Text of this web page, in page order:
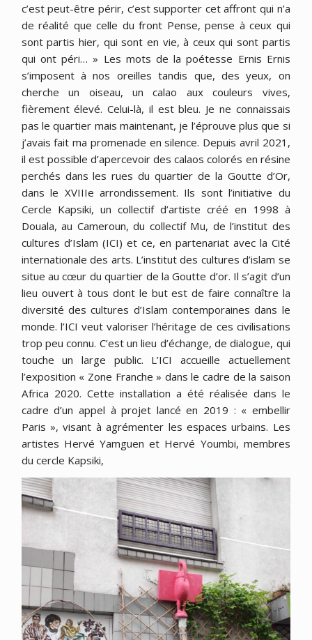
c’est peut-être périr, c’est supporter cet affront qui n’a
de réalité que celle du front Pense, pense à ceux qui
sont partis hier, qui sont en vie, à ceux qui sont partis
qui ont péri… » Les mots de la poétesse Ernis Ernis
s’imposent à nos oreilles tandis que, des yeux, on
cherche un oiseau, un calao aux couleurs vives,
fièrement élevé. Celui-là, il est bleu. Je ne connaissais
pas le quartier mais maintenant, je l’éprouve plus que si
j’avais fait ma promenade en silence. Depuis avril 2021,
il est possible d’apercevoir des calaos colorés en résine
perchés dans les rues du quartier de la Goutte d’Or,
dans le XVIIIe arrondissement. Ils sont l’initiative du
Cercle Kapsiki, un collectif d’artiste créé en 1998 à
Douala, au Cameroun, du collectif Mu, de l’institut des
cultures d’Islam (ICI) et ce, en partenariat avec la Cité
internationale des arts. L’institut des cultures d’islam se
situe au cœur du quartier de la Goutte d’or. Il s’agit d’un
lieu ouvert à tous dont le but est de faire connaître la
diversité des cultures d’Islam contemporaines dans le
monde. l’ICI veut valoriser l’héritage de ces civilisations
trop peu connu. C’est un lieu d’échange, de dialogue, qui
touche un large public. L’ICI accueille actuellement
l’exposition « Zone Franche » dans le cadre de la saison
Africa 2020. Cette installation a été réalisée dans le
cadre d’un appel à projet lancé en 2019 : « embellir
Paris », visant à agrémenter les espaces urbains. Les
artistes Hervé Yamguen et Hervé Youmbi, membres
du cercle Kapsiki,